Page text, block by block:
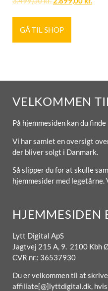
GÅ TIL SHOP
VELKOMMEN
På hjemmesiden kan du
Vi har samlet en oversigt
der bliver solgt i Danmark.
Så slipper du for at skulle
hjemmesider med
HJEMMESIDEN
Lytt Digital ApS
Jagtvej 215 A, 9. 2100 Kbh
CVR nr.: 36537930
Du er velkommen til at
affiliate[@]lyttdigital.dk,